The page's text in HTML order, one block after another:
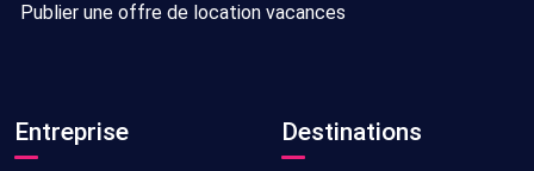
Publier une offre de location vacances
Entreprise Destinations